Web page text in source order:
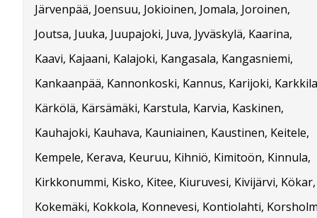
Järvenpää, Joensuu, Jokioinen, Jomala, Joroinen,
Joutsa, Juuka, Juupajoki, Juva, Jyväskylä, Kaarina,
Kaavi, Kajaani, Kalajoki, Kangasala, Kangasniemi,
Kankaanpää, Kannonkoski, Kannus, Karijoki,
Kärkölä, Kärsämäki, Karstula, Karvia, Kaskinen,
Kauhajoki, Kauhava, Kauniainen, Kaustinen, Keitele,
Kempele, Kerava, Keuruu, Kihniö, Kimitoön, Kinnula,
Kirkkonummi, Kisko, Kitee, Kiuruvesi, Kivijärvi, Kökar,
Kokemäki, Kokkola, Konnevesi, Kontiolahti,